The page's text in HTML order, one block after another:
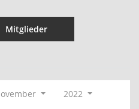
Mitglieder
2022